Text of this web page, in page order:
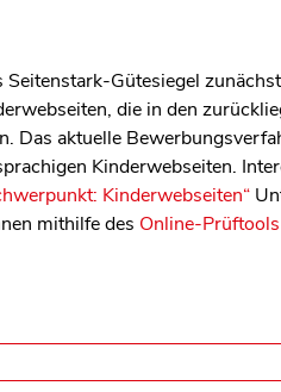
Gütesiegel
die in den
Das aktuelle
Kinderwebseiten.
Kinderwebseiten“
mithilfe des Online-Prüftools